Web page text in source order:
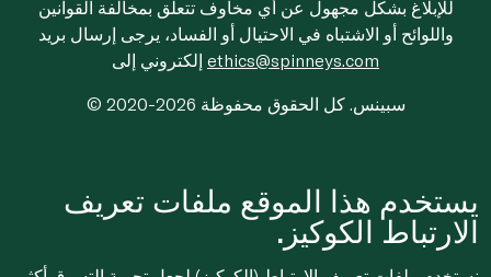
للإبلاغ بشكل مجهول عن أي مخاوف تتعلق بمخالفة القوانين
واللوائح أو الاشتباه في الاحتيال أو الفساد، يرجى إرسال بريد
ethics@spinneys.com
© 2020-2026 سبينس. كل الحقوق محفوظة
يستخدم هذا الموقع ملفات تعريف
الارتباط الكوكيز.